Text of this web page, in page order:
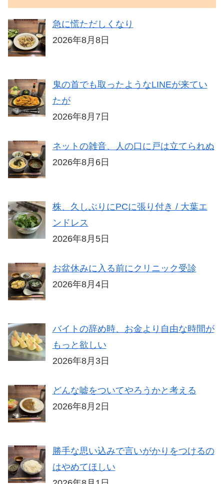
急に慌ただしくなり
2026年8月8日
鬼の首でも取ったようなLINEが来てい
たが
2026年8月7日
ネットの雑音、人の口に戸は立てられぬ
2026年8月6日
株、久しぶりにPCに張り付き / 大葉エ
ンドレス
2026年8月5日
お盆休みに入る前にクリニック受診
2026年8月4日
バイトの辞め時、お金より自由な時間が
もっと欲しい
2026年8月3日
どんな嘘をついてやろうかと考える
2026年8月2日
勝手な思い込みで言いがかりをつけるの
はやめてほしい